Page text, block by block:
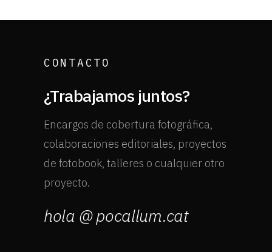
CONTACTO
¿Trabajamos juntos?
Encargos de cobertura fotográfica,
colaboraciones editoriales, proyectos
de fotobook, talleres o cualquier otro
proyecto.
hola @ pocallum.cat